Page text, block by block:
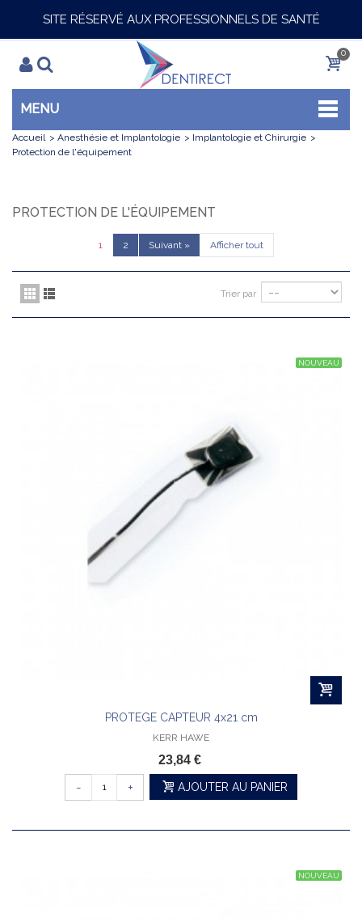
SITE RÉSERVÉ AUX PROFESSIONNELS DE SANTÉ
0
MENU
Accueil > Anesthésie et Implantologie > Implantologie et Chirurgie >
Protection de l'équipement
PROTECTION DE L'ÉQUIPEMENT
1 2 Suivant» Afficher tout
Trier par
NOUVEAU
PROTEGE CAPTEUR 4x21 cm
KERR HAWE
23,84 €
- + AJOUTER AU PANIER
NOUVEAU